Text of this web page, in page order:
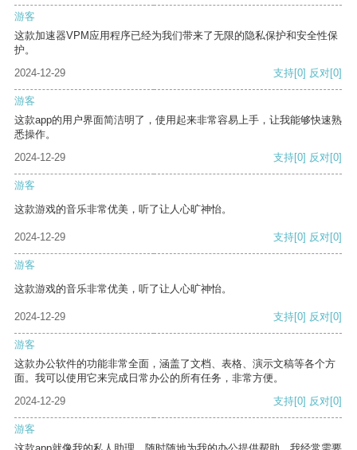
游客
这款加速器VPM应用程序已经为我们带来了无限的隐私保护和安全性保
护。
2024-12-29
支持[0] 反对[0]
游客
这款app的用户界面简洁明了，使用起来非常容易上手，让我能够快速熟
悉操作。
2024-12-29
支持[0] 反对[0]
游客
这款游戏的音乐非常优美，听了让人心旷神怡。
2024-12-29 支持[0] 反对[0]
游客
这款游戏的音乐非常优美，听了让人心旷神怡。
2024-12-29 支持[0] 反对[0]
游客
这款办公软件的功能非常全面，涵盖了文档、表格、演示文稿等各个方
面。我可以使用它来完成日常办公的所有任务，非常方便。
2024-12-29
支持[0] 反对[0]
游客